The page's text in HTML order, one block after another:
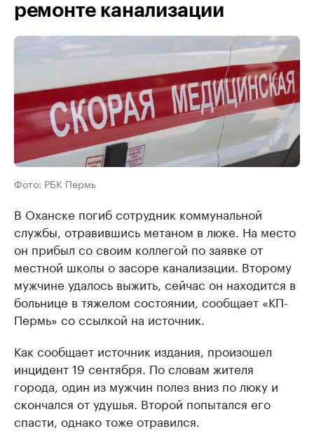
ремонте канализации
Фото: РБК Пермь
В Оханске погиб сотрудник коммунальной
службы, отравившись метаном в люке. На место
он прибыл со своим коллегой по заявке от
местной школы о засоре канализации. Второму
мужчине удалось выжить, сейчас он находится в
больнице в тяжелом состоянии, сообщает «КП-
Пермь» со ссылкой на источник.
Как сообщает источник издания, произошел
инцидент 19 сентября. По словам жителя
города, один из мужчин полез вниз по люку и
скончался от удушья. Второй попытался его
спасти, однако тоже отравился.